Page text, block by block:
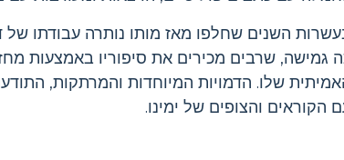
השנים שחלפו מאז מותו נותרה עבודתו
גמישה, שרבים מכירים את סיפוריו באמצעות
שלו. הדמויות המיוחדות והמרתקות,
הקוראים והצופים של ימינו.